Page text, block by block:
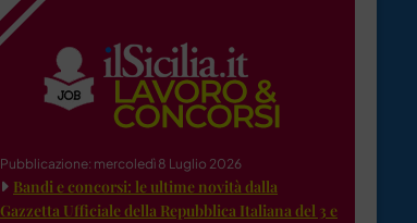
Pubblicazione: mercoledì 8 Luglio 2026
Bandi e concorsi: le ultime novità dalla
Gazzetta Ufficiale della Repubblica Italiana del 3 e